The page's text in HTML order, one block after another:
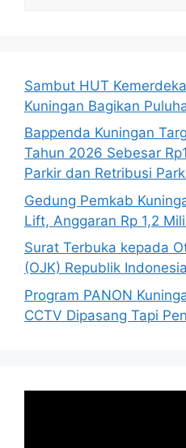
Sambut HUT
Kuningan Bagikan
Bappenda Kuningan
Tahun 2026 Sebesar
Parkir dan Retribusi
Gedung Pemkab
Lift, Anggaran Rp 1,2
Surat Terbuka kepada
(OJK) Republik Indonesia
Program PANON
CCTV Dipasang Tapi